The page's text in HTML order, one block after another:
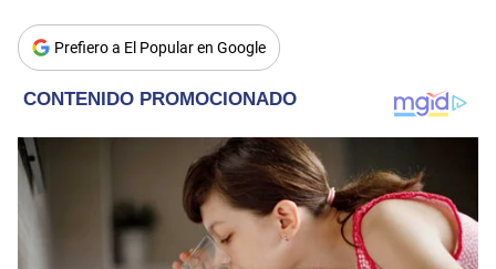
Prefiero a El Popular en Google